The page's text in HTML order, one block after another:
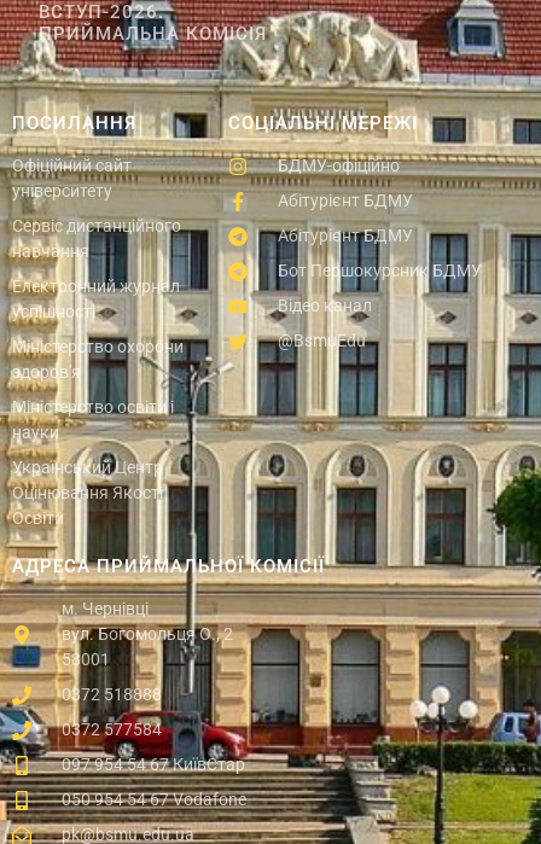
АДРЕСА ПРИЙМАЛЬНОЇ КОМІСІЇ
м. Чернівці
вул. Богомольця О., 2
58001
0372 518888
0372 577584
097 954 54 67 КиївСтар
050 954 54 67 Vodafone
pk@bsmu.edu.ua
СОЦІАЛЬНІ МЕРЕЖІ
БДМУ-офіційно
Абітурієнт БДМУ
Абітурієнт БДМУ
Бот Першокурсник БДМУ
Відео канал
@BsmuEdu
ПОСИЛАННЯ
Офіційний сайт
університету
Сервіс дистанційного
навчання
Електронний журнал
успішності
Міністерство охорони
здоров'я
Міністерство освіти і
науки
Український Центр
Оцінювання Якості
Освіти
ВСТУП-2026.
ПРИЙМАЛЬНА КОМІСІЯ